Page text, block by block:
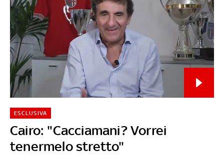
Cairo: "Cacciamani? Vorrei
tenermelo stretto"
ESCLUSIVA